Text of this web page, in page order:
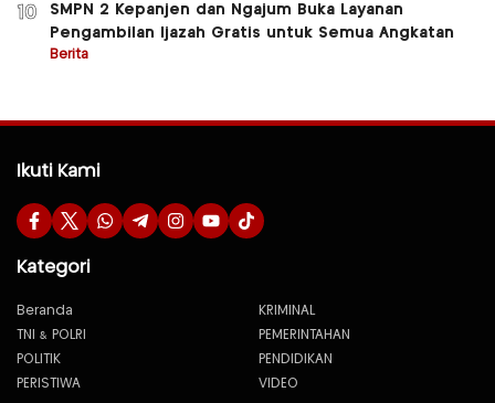
10
SMPN 2 Kepanjen dan Ngajum Buka Layanan
Pengambilan Ijazah Gratis untuk Semua Angkatan
Berita
Ikuti Kami
Kategori
Beranda
KRIMINAL
TNI & POLRI
PEMERINTAHAN
POLITIK
PENDIDIKAN
PERISTIWA
VIDEO